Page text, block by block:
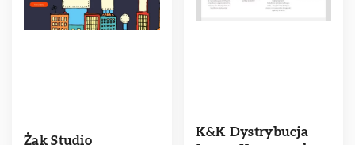
Żak Studio
K&K Dystrybucja